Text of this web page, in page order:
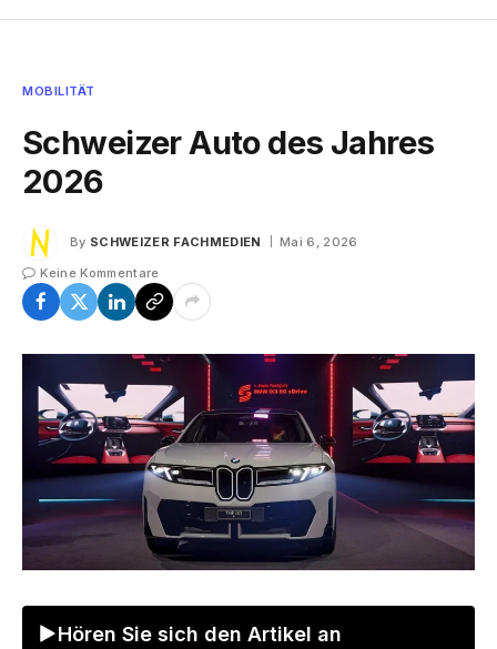
MOBILITÄT
Schweizer Auto des Jahres
2026
By SCHWEIZER FACHMEDIEN
Mai 6, 2026
Keine Kommentare
Hören Sie sich den Artikel an